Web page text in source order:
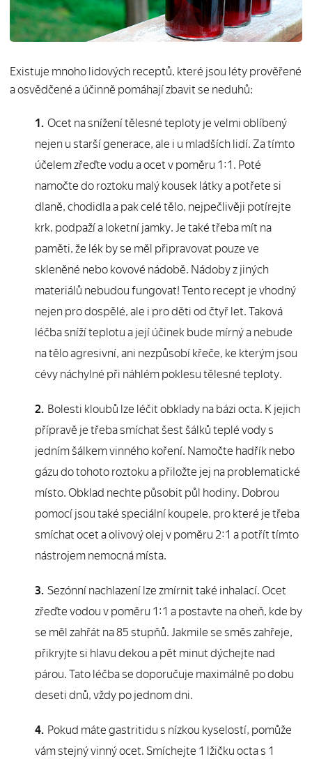
Existuje mnoho lidových receptů, které jsou léty prověřené
a osvědčené a účinně pomáhají zbavit se neduhů:
Ocet na snížení tělesné teploty je velmi oblíbený
nejen u starší generace, ale i u mladších lidí. Za tímto
účelem zřeďte vodu a ocet v poměru 1:1. Poté
namočte do roztoku malý kousek látky a potřete si
dlaně, chodidla a pak celé tělo, nejpečlivěji potírejte
krk, podpaží a loketní jamky. Je také třeba mít na
paměti, že lék by se měl připravovat pouze ve
skleněné nebo kovové nádobě. Nádoby z jiných
materiálů nebudou fungovat! Tento recept je vhodný
nejen pro dospělé, ale i pro děti od čtyř let. Taková
léčba sníží teplotu a její účinek bude mírný a nebude
na tělo agresivní, ani nezpůsobí křeče, ke kterým jsou
cévy náchylné při náhlém poklesu tělesné teploty.
Bolesti kloubů lze léčit obklady na bázi octa. K jejich
přípravě je třeba smíchat šest šálků teplé vody s
jedním šálkem vinného koření. Namočte hadřík nebo
gázu do tohoto roztoku a přiložte jej na problematické
místo. Obklad nechte působit půl hodiny. Dobrou
pomocí jsou také speciální koupele, pro které je třeba
smíchat ocet a olivový olej v poměru 2:1 a potřít tímto
nástrojem nemocná místa.
Sezónní nachlazení lze zmírnit také inhalací. Ocet
zřeďte vodou v poměru 1:1 a postavte na oheň, kde by
se měl zahřát na 85 stupňů. Jakmile se směs zahřeje,
přikryjte si hlavu dekou a pět minut dýchejte nad
párou. Tato léčba se doporučuje maximálně po dobu
deseti dnů, vždy po jednom dni.
Pokud máte gastritidu s nízkou kyselostí, pomůže
vám stejný vinný ocet. Smíchejte 1 lžičku octa s 1